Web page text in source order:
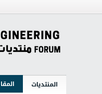
المنتديات